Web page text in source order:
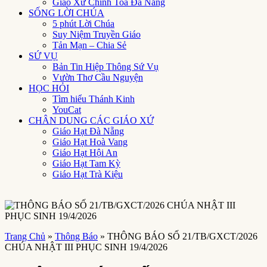
Giáo Xứ Chính Toà Đà Nẵng
SỐNG LỜI CHÚA
5 phút Lời Chúa
Suy Niệm Truyền Giáo
Tản Mạn – Chia Sẻ
SỨ VỤ
Bản Tin Hiệp Thông Sứ Vụ
Vườn Thơ Cầu Nguyện
HỌC HỎI
Tìm hiểu Thánh Kinh
YouCat
CHÂN DUNG CÁC GIÁO XỨ
Giáo Hạt Đà Nẵng
Giáo Hạt Hoà Vang
Giáo Hạt Hội An
Giáo Hạt Tam Kỳ
Giáo Hạt Trà Kiệu
Trang Chủ » Thông Báo » THÔNG BÁO SỐ 21/TB/GXCT/2026
CHÚA NHẬT III PHỤC SINH 19/4/2026